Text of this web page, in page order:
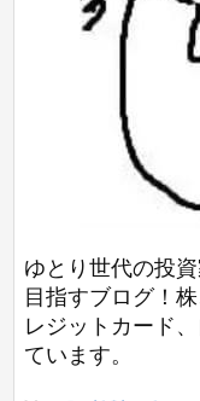
ゆとり世代の投
目指すブログ！
レジットカード
ています。